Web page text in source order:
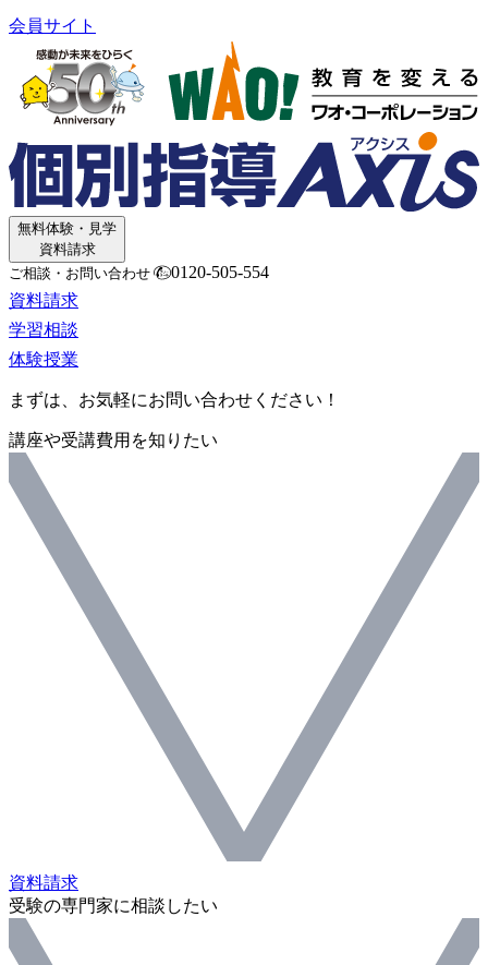
会員サイト
無料体験・見学
資料請求
ご相談・お問い合わせ
0120-505-554
資料請求
学習相談
体験授業
まずは、お気軽にお問い合わせください！
講座や受講費用を知りたい
資料請求
受験の専門家に相談したい